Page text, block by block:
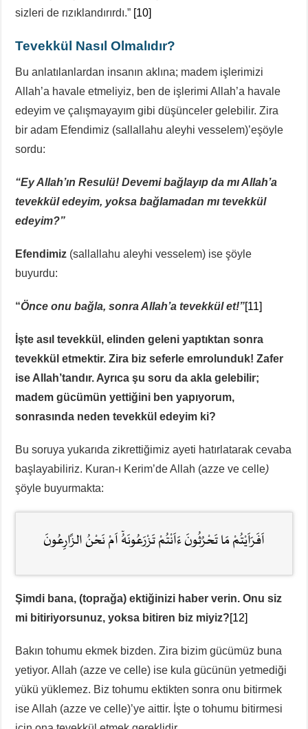
sizleri de rızıklandırırdı.” [10]
Tevekkül Nasıl Olmalıdır?
Bu anlatılanlardan insanın aklına; madem işlerimizi
Allah’a havale etmeliyiz, ben de işlerimi Allah’a havale
edeyim ve çalışmayayım gibi düşünceler gelebilir. Zira
bir adam Efendimiz (sallallahu aleyhi vesselem)’eşöyle
sordu:
“Ey Allah’ın Resulü! Devemi bağlayıp da mı Allah’a
tevekkül edeyim, yoksa bağlamadan mı tevekkül
edeyim?”
Efendimiz (sallallahu aleyhi vesselem) ise şöyle
buyurdu:
“Önce onu bağla, sonra Allah’a tevekkül et!”[11]
İşte asıl tevekkül, elinden geleni yaptıktan sonra
tevekkül etmektir. Zira biz seferle emrolunduk! Zafer
ise Allah’tandır. Ayrıca şu soru da akla gelebilir;
madem gücümün yettiğini ben yapıyorum,
sonrasında neden tevekkül edeyim ki?
Bu soruya yukarıda zikrettiğimiz ayeti hatırlatarak cevaba
başlayabiliriz. Kuran-ı Kerim’de Allah (azze ve celle)
şöyle buyurmakta:
اَفَرَاَيْتُمْ مَا تَحْرُثُونَ ءَاَنْتُمْ تَزْرَعُونَهُٓ اَمْ نَحْنُ الزَّارِعُونَ
Şimdi bana, (toprağa) ektiğinizi haber verin. Onu siz
mi bitiriyorsunuz, yoksa bitiren biz miyiz?[12]
Bakın tohumu ekmek bizden. Zira bizim gücümüz buna
yetiyor. Allah (azze ve celle) ise kula gücünün yetmediği
yükü yüklemez. Biz tohumu ektikten sonra onu bitirmek
ise Allah (azze ve celle)’ye aittir. İşte o tohumu bitirmesi